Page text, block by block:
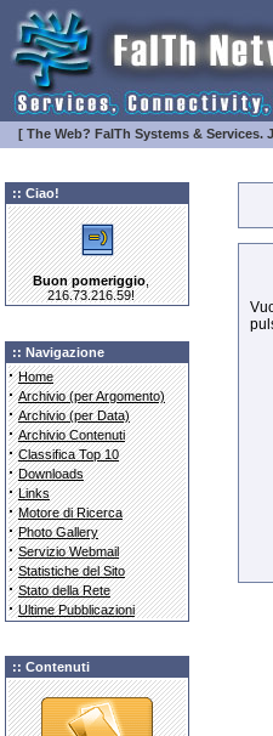
[ The Web? FaITh Systems & Services.
:: Ciao!
Buon pomeriggio,
216.73.216.59!
:: Navigazione
· Home
· Archivio (per Argomento)
· Archivio (per Data)
· Archivio Contenuti
· Classifica Top 10
· Downloads
· Links
· Motore di Ricerca
· Photo Gallery
· Servizio Webmail
· Statistiche del Sito
· Stato della Rete
· Ultime Pubblicazioni
:: Contenuti